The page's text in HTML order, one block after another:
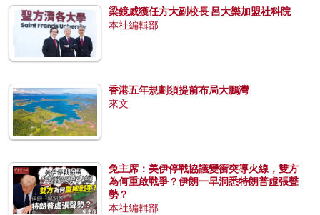
梁鏡威獲任方大副校長 呂大樂加盟社科院
本社編輯部
香港五年規劃須提前布局大鵬灣
來文
兔主席：美伊停戰協議變衝突導火線，雙方
為何重啟戰爭？伊朗一早洞悉特朗普虛張聲
勢？
本社編輯部